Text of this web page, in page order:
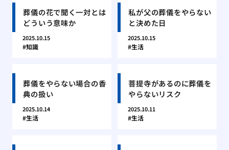
葬儀の花で聞く一対とは
どういう意味か
2025.10.15
知識
私が父の葬儀をやらない
と決めた日
2025.10.15
生活
葬儀をやらない場合の香
典の扱い
2025.10.14
生活
菩提寺があるのに葬儀を
やらないリスク
2025.10.11
生活